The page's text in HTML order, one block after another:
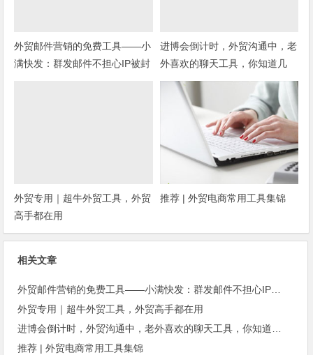
外贸邮件营销的免费工具——小
满快发：群发邮件不担心IP被封
进博会倒计时，外贸沟通中，老
外喜欢的聊天工具，你知道几
种？
外贸专用｜超牛外贸工具，外贸
高手都在用
推荐 | 外贸电商常用工具集锦
相关文章
外贸邮件营销的免费工具——小满快发：群发邮件不担心IP被封
外贸专用｜超牛外贸工具，外贸高手都在用
进博会倒计时，外贸沟通中，老外喜欢的聊天工具，你知道几种？
推荐 | 外贸电商常用工具集锦